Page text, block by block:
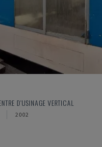
D'USINAGE VERTICAL
2002